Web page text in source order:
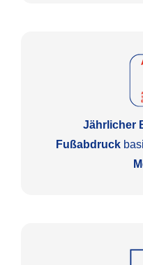
Jährlicher
Fußabdruck